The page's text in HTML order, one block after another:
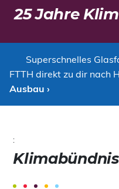
25 Jahre
Superschnelles
FTTH direkt zu dir nach
Ausbau ›
: